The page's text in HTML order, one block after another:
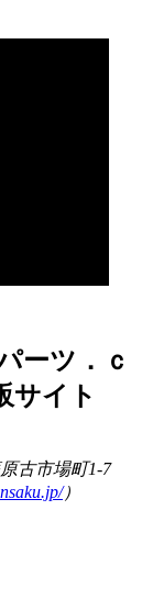
ーツ．ｃ
サイト
古市場町1-7
）